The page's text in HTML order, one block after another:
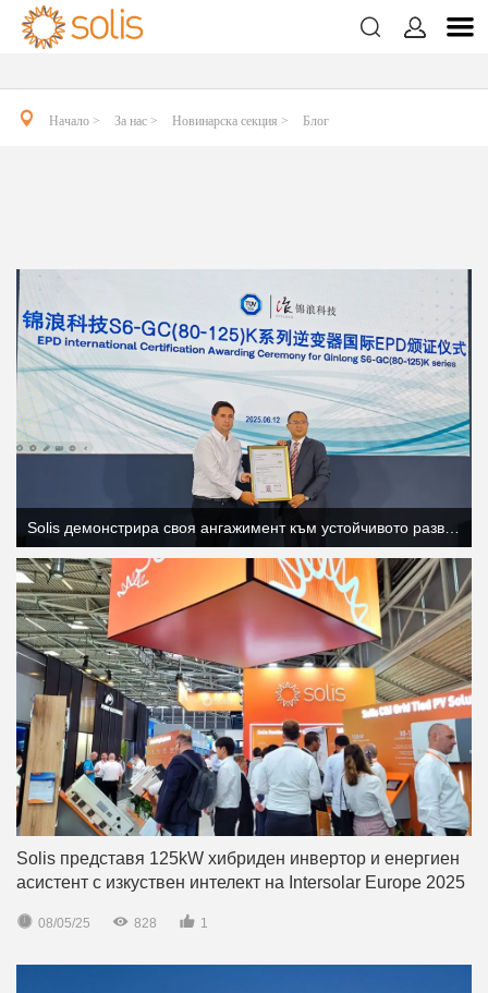
 
 Начало > За нас > Новинарска секция > Блог
Блог
Solis представя 125kW хибриден инвертор и енергиен
асистент с изкуствен интелект на Intersolar Europe 2025
 08/05/25  828  1
1page.page